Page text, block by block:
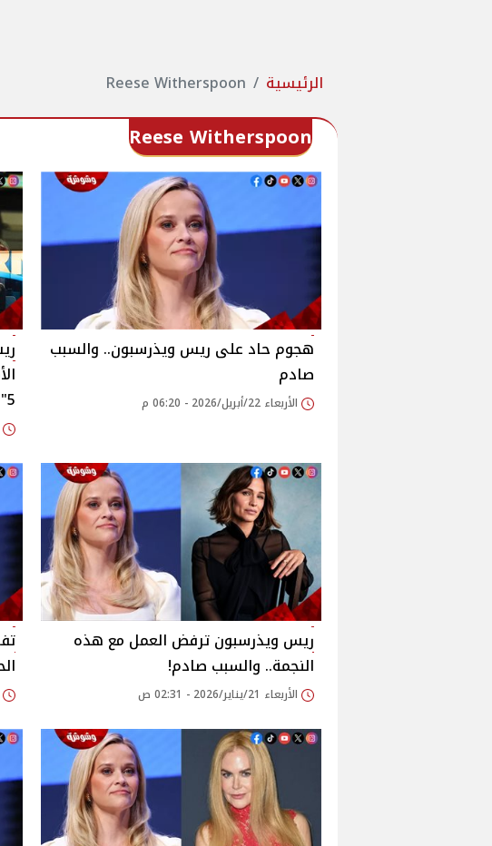
الرئيسية Reese Witherspoon
Reese Witherspoon
هجوم حاد على ريس ويذرسبون.. والسبب
صادم
الأربعاء 22/أبريل/2026 - 06:20 م
5"
ريس ويذرسبون ترفض العمل مع هذه
النجمة.. والسبب صادم!
الأربعاء 21/يناير/2026 - 02:31 ص